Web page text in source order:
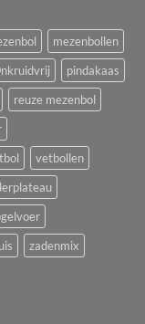
mezenbollen
pindakaas
reuze mezenbol
vetbollen
zadenmix